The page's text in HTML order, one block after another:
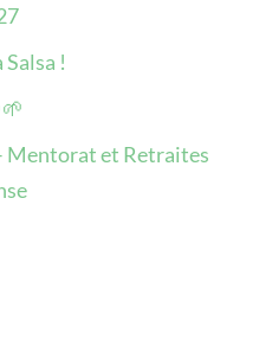
!
Mentorat et Retraites